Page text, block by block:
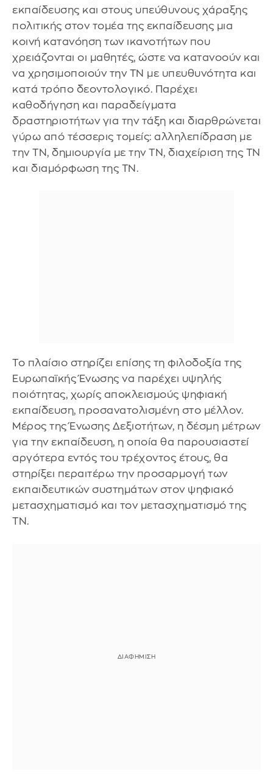
εκπαίδευσης και στους υπεύθυνους χάραξης
πολιτικής στον τομέα της εκπαίδευσης μια
κοινή κατανόηση των ικανοτήτων που
χρειάζονται οι μαθητές, ώστε να κατανοούν και
να χρησιμοποιούν την ΤΝ με υπευθυνότητα και
κατά τρόπο δεοντολογικό. Παρέχει
καθοδήγηση και παραδείγματα
δραστηριοτήτων για την τάξη και διαρθρώνεται
γύρω από τέσσερις τομείς: αλληλεπίδραση με
την ΤΝ, δημιουργία με την ΤΝ, διαχείριση της ΤΝ
και διαμόρφωση της ΤΝ.
Το πλαίσιο στηρίζει επίσης τη φιλοδοξία της
Ευρωπαϊκής Ένωσης να παρέχει υψηλής
ποιότητας, χωρίς αποκλεισμούς ψηφιακή
εκπαίδευση, προσανατολισμένη στο μέλλον.
Μέρος της Ένωσης Δεξιοτήτων, η δέσμη μέτρων
για την εκπαίδευση, η οποία θα παρουσιαστεί
αργότερα εντός του τρέχοντος έτους, θα
στηρίξει περαιτέρω την προσαρμογή των
εκπαιδευτικών συστημάτων στον ψηφιακό
μετασχηματισμό και τον μετασχηματισμό της
ΤΝ.